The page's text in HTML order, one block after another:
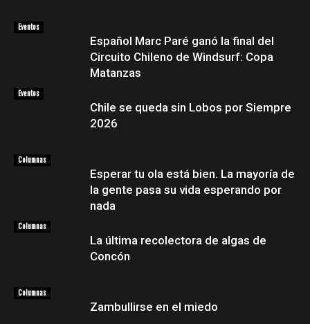
Eventos
Español Marc Paré ganó la final del
Circuito Chileno de Windsurf: Copa
Matanzas
Eventos
Chile se queda sin Lobos por Siempre
2026
Columnas
Esperar tu ola está bien. La mayoría de
la gente pasa su vida esperando por
nada
Columnas
La última recolectora de algas de
Concón
Columnas
Zambullirse en el miedo